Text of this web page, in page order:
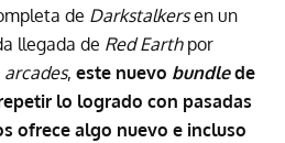
de Darkstalkersen un
llegada de Red Earthpor
arcades, este nuevo bundlede
lo logrado con pasadas
ofrece algo nuevo e incluso